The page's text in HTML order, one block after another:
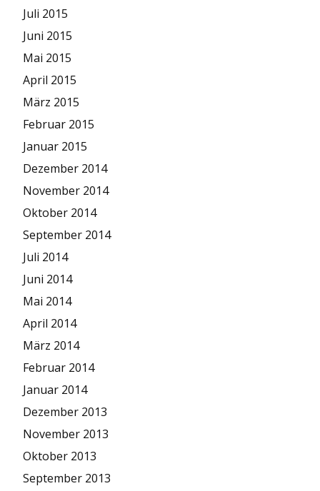
Juli 2015
Juni 2015
Mai 2015
April 2015
März 2015
Februar 2015
Januar 2015
Dezember 2014
November 2014
Oktober 2014
September 2014
Juli 2014
Juni 2014
Mai 2014
April 2014
März 2014
Februar 2014
Januar 2014
Dezember 2013
November 2013
Oktober 2013
September 2013